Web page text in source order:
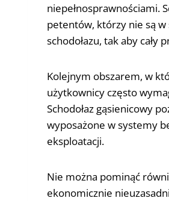
niepełnosprawnościami.
petentów, którzy nie są
schodołazu, tak aby cały
Kolejnym obszarem, w
użytkownicy często
Schodołaz gąsienicowy
wyposażone w systemy
eksploatacji.
Nie można pominąć
ekonomicznie